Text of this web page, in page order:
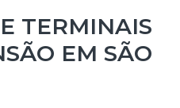
TERMINAIS DE MÉDIA TENSÃO EM
TERMINAIS
EM SÃO